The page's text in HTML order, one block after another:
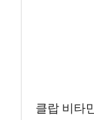
클랍 비타